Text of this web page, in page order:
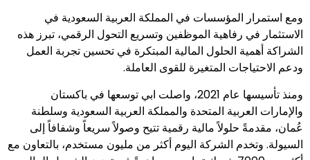
ومع استمرار المؤسسات في المملكة العربية السعودية في
الاستثمار في رفاهية الموظفين وتسريع التحول الرقمي، تبرز هذه
الشراكة أهمية الحلول المالية المبتكرة في تحسين تجربة العمل
ودعم الاحتياجات المتغيرة للقوى العاملة.
ومنذ تأسيسها عام 2021، واصلت ابي توسعها في باكستان
والإمارات العربية المتحدة والمملكة العربية السعودية وسلطنة
عُمان، مقدمةً حلولاً مالية رقمية تتيح وصولاً سريعاً وشفافاً إلى
السيولة. وتخدم الشركة اليوم أكثر من مليون مستخدم، بالتعاون مع